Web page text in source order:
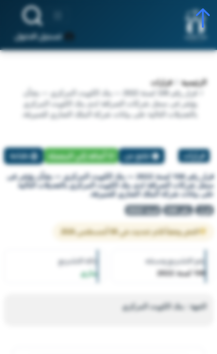
تسجيل الدخول
الرئيسية
قرارات
قرار رقم 106 لسنة 2022 — بنك الكويت المركزي — بشأن
يؤشر فى سجل شركات الصرافة لدى بنك الكويت المركزي
بالتعديلات التالية على بيانات شركة الملك الضاري للصيرفة.
قرارات تبليغ عن أضافة إلي المفضلة طباعة
قرار رقم 106 لسنة 2022 — بنك الكويت المركزي — بشأن يؤشر فى
سجل شركات الصرافة لدى بنك الكويت المركزي بالتعديلات التالية
على بيانات شركة الملك الضاري للصيرفة.
قرار رقم 106 لسنة 2022
النص وفقاً لآخر تحديث في 08 أغسطس 2026
رقم التشريع وسنته
106 لسنة 2022
حالة التشريع
ساري
الجهة : بنك الكويت المركزي